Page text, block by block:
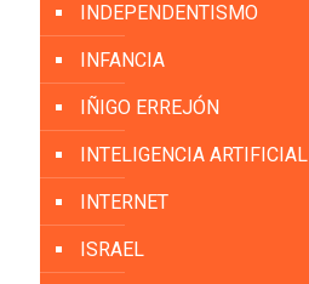
INDEPENDENTISMO
INFANCIA
IÑIGO ERREJÓN
INTELIGENCIA ARTIFICIAL
INTERNET
ISRAEL